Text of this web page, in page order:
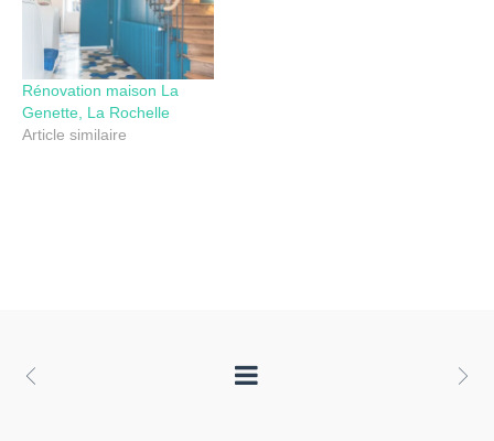
Rénovation maison La
Genette, La Rochelle
Article similaire